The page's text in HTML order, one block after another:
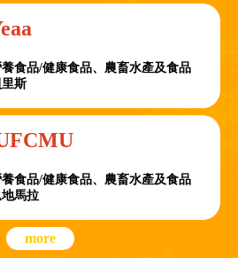
食品/健康食品、農畜水產及食品
斯
食品/健康食品、農畜水產及食品
馬拉
more